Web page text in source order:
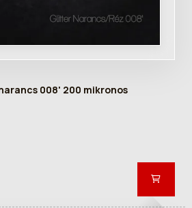
008' 200 mikronos